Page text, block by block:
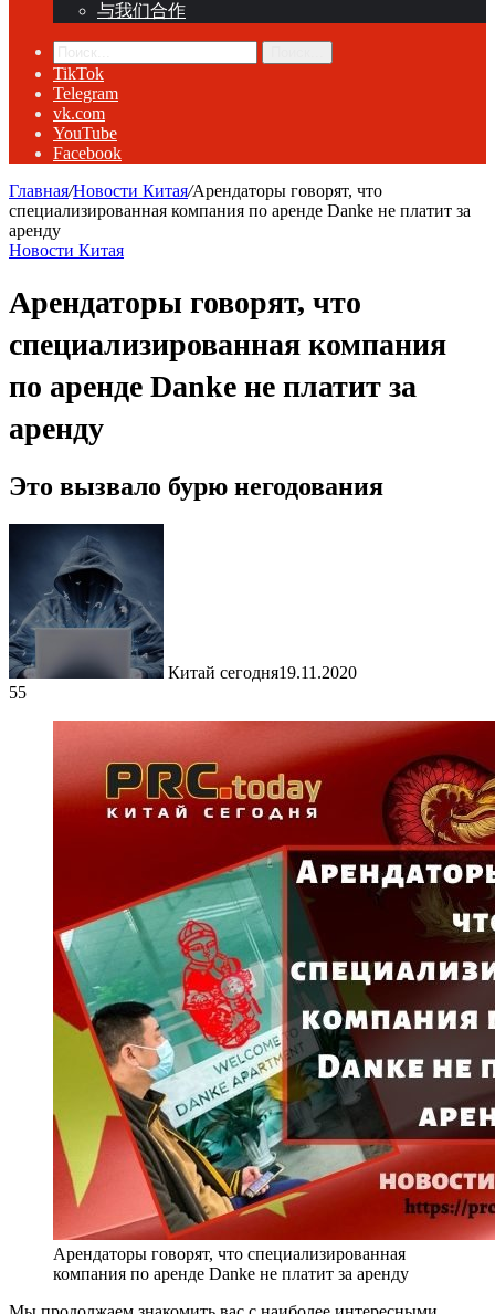
与我们合作
TikTok
Telegram
vk.com
YouTube
Facebook
Главная/Новости Китая/Арендаторы говорят, что
специализированная компания по аренде Danke не платит за
аренду
Новости Китая
Арендаторы говорят, что
специализированная компания
по аренде Danke не платит за
аренду
Это вызвало бурю негодования
Китай сегодня19.11.2020
55
Арендаторы говорят, что специализированная
компания по аренде Danke не платит за аренду